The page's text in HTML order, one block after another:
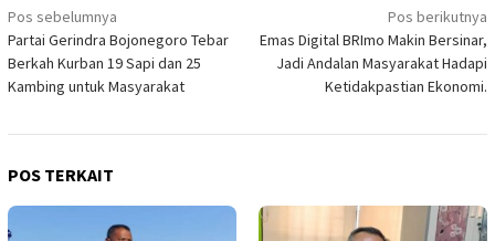
Navigasi
pos
Pos sebelumnya
Partai Gerindra Bojonegoro Tebar
Berkah Kurban 19 Sapi dan 25
Kambing untuk Masyarakat
Pos berikutnya
Emas Digital BRImo Makin Bersinar,
Jadi Andalan Masyarakat Hadapi
Ketidakpastian Ekonomi.
POS TERKAIT